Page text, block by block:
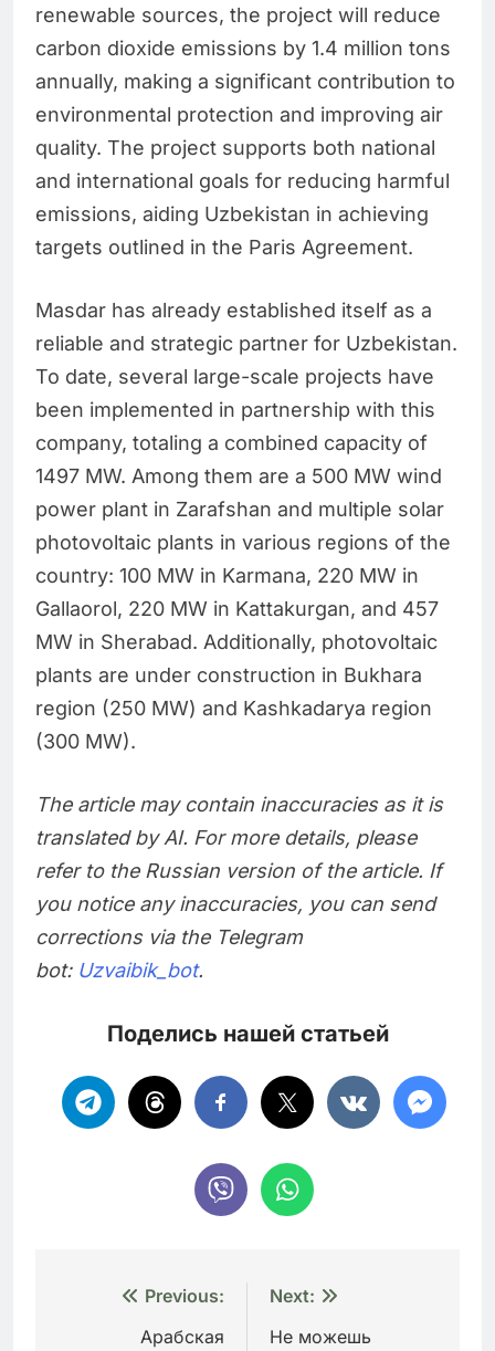
renewable sources, the project will reduce
carbon dioxide emissions by 1.4 million tons
annually, making a significant contribution to
environmental protection and improving air
quality. The project supports both national
and international goals for reducing harmful
emissions, aiding Uzbekistan in achieving
targets outlined in the Paris Agreement.
Masdar has already established itself as a
reliable and strategic partner for Uzbekistan.
To date, several large-scale projects have
been implemented in partnership with this
company, totaling a combined capacity of
1497 MW. Among them are a 500 MW wind
power plant in Zarafshan and multiple solar
photovoltaic plants in various regions of the
country: 100 MW in Karmana, 220 MW in
Gallaorol, 220 MW in Kattakurgan, and 457
MW in Sherabad. Additionally, photovoltaic
plants are under construction in Bukhara
region (250 MW) and Kashkadarya region
(300 MW).
The article may contain inaccuracies as it is
translated by AI. For more details, please
refer to the Russian version of the article. If
you notice any inaccuracies, you can send
corrections via the Telegram
bot: Uzvaibik_bot.
Поделись нашей статьей
Навигация
Previous:
Арабская
Next:
Не можешь